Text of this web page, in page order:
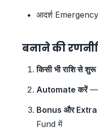
आदर्श
बनाने की
किसी भी राशि से
Automate करें—
Bonus और
Fund में